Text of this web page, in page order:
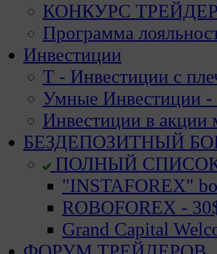
КОНКУРС
Программа
Инвестиции
Т - Инвестиции с
Умные Инвестиции -
Инвестиции в акции
БЕЗДЕПОЗИТНЫЙ
ПОЛНЫЙ
"INSTAFOREX"
ROBOFOREX -
Grand Capital